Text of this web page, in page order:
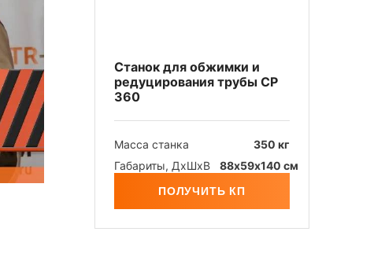
Станок для обжимки и
редуцирования трубы СР
360
Масса станка
350 кг
Габариты, ДхШxB
88х59х140 см
ПОЛУЧИТЬ КП